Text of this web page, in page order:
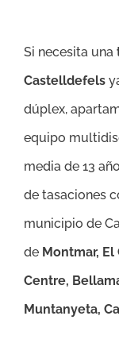
Si necesita una
Castelldefels
dúplex,
equipo
media de 13
de tasaciones
municipio de
de Montmar,
Centre,
Muntanyeta,